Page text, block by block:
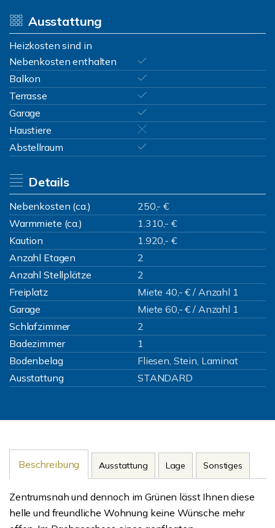
Ausstattung
Heizkosten sind in
Nebenkosten enthalten
Balkon
Terrasse
Garage
Haustiere
Abstellraum
Details
Nebenkosten (ca.)
250,- €
Warmmiete (ca.)
1.310,- €
Kaution
1.920,- €
Anzahl Etagen
2
Anzahl Stellplätze
2
Freiplatz
Miete 40,- € / Anzahl 1
Garage
Miete 60,- € / Anzahl 1
Schlafzimmer
2
Badezimmer
1
Bodenbelag
Fliesen, Stein, Laminat
Ausstattung
STANDARD
Beschreibung Ausstattung Lage Sonstiges
Zentrumsnah und dennoch im Grünen lässt Ihnen diese
helle und freundliche Wohnung keine Wünsche mehr